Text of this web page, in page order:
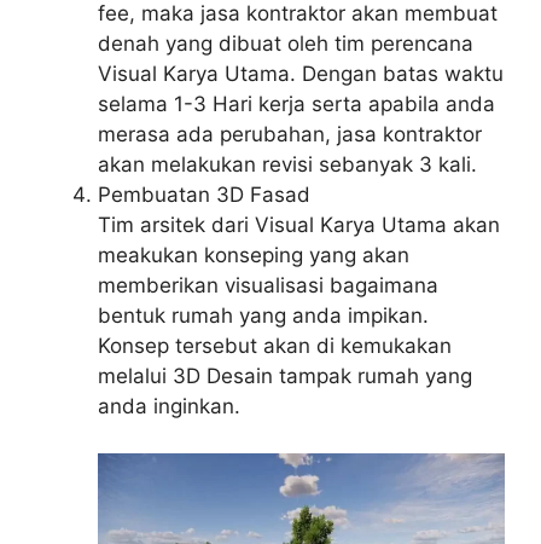
fee, maka jasa kontraktor akan membuat
denah yang dibuat oleh tim perencana
Visual Karya Utama. Dengan batas waktu
selama 1-3 Hari kerja serta apabila anda
merasa ada perubahan, jasa kontraktor
akan melakukan revisi sebanyak 3 kali.
Pembuatan 3D Fasad
Tim arsitek dari Visual Karya Utama akan
meakukan konseping yang akan
memberikan visualisasi bagaimana
bentuk rumah yang anda impikan.
Konsep tersebut akan di kemukakan
melalui 3D Desain tampak rumah yang
anda inginkan.